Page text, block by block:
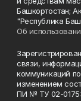
Башкортостан;
"Республика
Об
связи,
коммуникаций
изменением
ПИ № ТУ 02-